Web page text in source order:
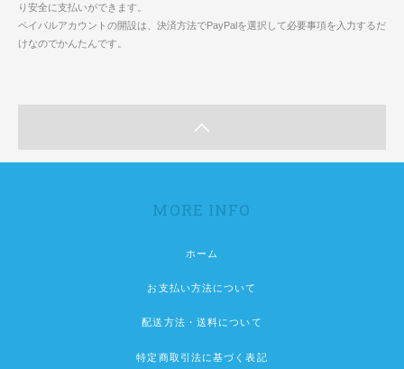
り安全に支払いができます。
ペイパルアカウントの開設は、決済方法でPayPalを選択して必要事項を入力するだ
けなのでかんたんです。
MORE INFO
ホーム
お支払い方法について
配送方法・送料について
特定商取引法に基づく表記